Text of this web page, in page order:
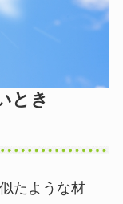
とき
たような材